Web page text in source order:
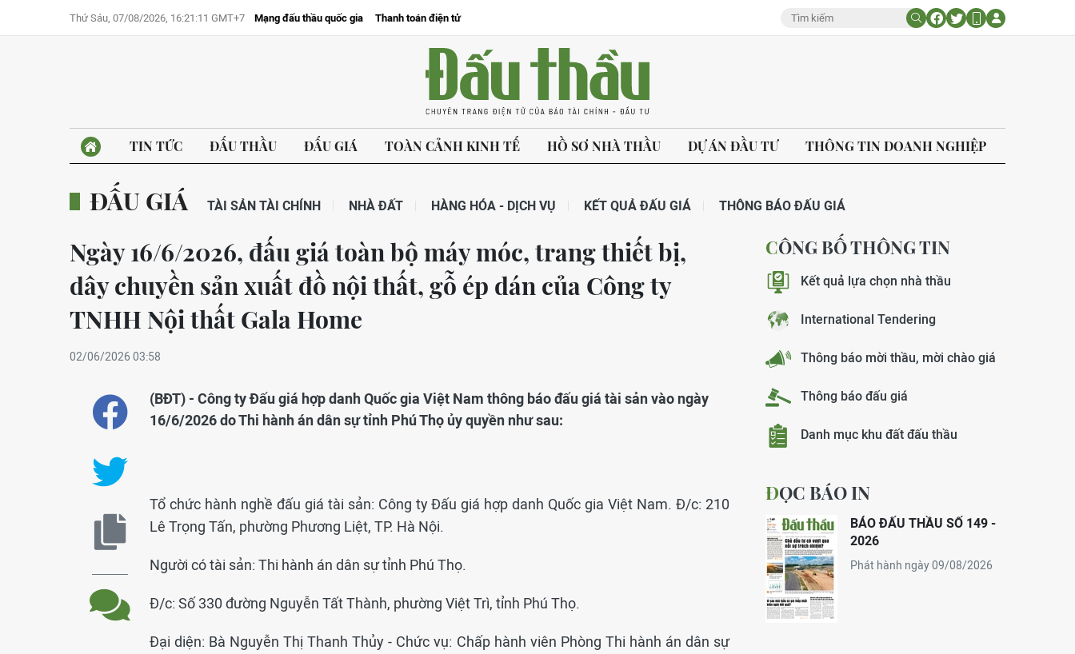
Thứ Sáu, 07/08/2026, 16:21:11 GMT+7 Mạng đấu thầu quốc gia Thanh toán điện tử
TIN TỨC ĐẤU THẦU ĐẤU GIÁ TOÀN CẢNH KINH TẾ HỒ SƠ NHÀ THẦU DỰ ÁN ĐẦU TƯ THÔNG TIN DOANH NGHIỆP
ĐẤU GIÁ TÀI SẢN TÀI CHÍNH NHÀ ĐẤT HÀNG HÓA - DỊCH VỤ KẾT QUẢ ĐẤU GIÁ THÔNG BÁO ĐẤU GIÁ
Ngày 16/6/2026, đấu giá toàn bộ máy móc, trang thiết bị,
dây chuyền sản xuất đồ nội thất, gỗ ép dán của Công ty
TNHH Nội thất Gala Home
02/06/2026 03:58
(BĐT) - Công ty Đấu giá hợp danh Quốc gia Việt Nam thông báo đấu giá tài sản vào ngày
16/6/2026 do Thi hành án dân sự tỉnh Phú Thọ ủy quyền như sau:
Tổ chức hành nghề đấu giá tài sản: Công ty Đấu giá hợp danh Quốc gia Việt Nam. Đ/c: 210
Lê Trọng Tấn, phường Phương Liệt, TP. Hà Nội.
Người có tài sản: Thi hành án dân sự tỉnh Phú Thọ.
Đ/c: Số 330 đường Nguyễn Tất Thành, phường Việt Trì, tỉnh Phú Thọ.
Đại diện: Bà Nguyễn Thị Thanh Thủy - Chức vụ: Chấp hành viên Phòng Thi hành án dân sự
CÔNG BỐ THÔNG TIN
Kết quả lựa chọn nhà thầu
International Tendering
Thông báo mời thầu, mời chào giá
Thông báo đấu giá
Danh mục khu đất đấu thầu
ĐỌC BÁO IN
BÁO ĐẤU THẦU SỐ 149 -
2026
Phát hành ngày 09/08/2026